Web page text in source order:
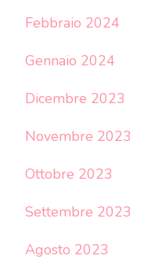
Febbraio 2024
Gennaio 2024
Dicembre 2023
Novembre 2023
Ottobre 2023
Settembre 2023
Agosto 2023